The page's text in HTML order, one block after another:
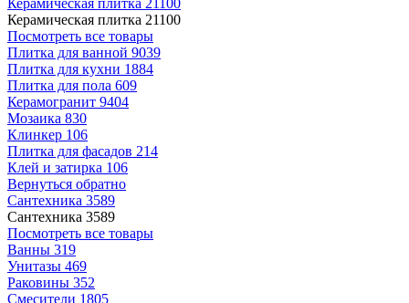
Керамическая плитка 21100
Керамическая плитка 21100
Посмотреть все товары
Плитка для ванной 9039
Плитка для кухни 1884
Плитка для пола 609
Керамогранит 9404
Мозаика 830
Клинкер 106
Плитка для фасадов 214
Клей и затирка 106
Вернуться обратно
Сантехника 3589
Сантехника 3589
Посмотреть все товары
Ванны 319
Унитазы 469
Раковины 352
Смесители 1805